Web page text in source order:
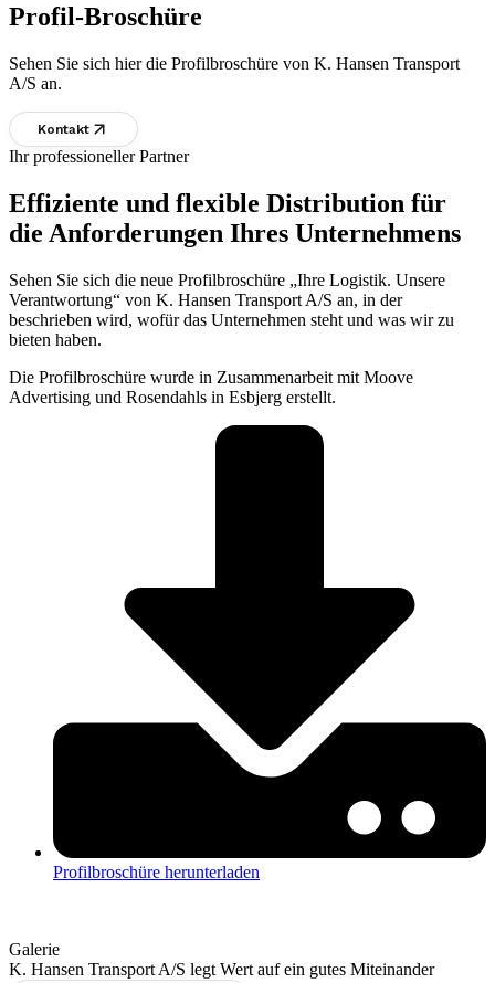
Profil-Broschüre
Sehen Sie sich hier die Profilbroschüre von K. Hansen Transport
A/S an.
Kontakt
Ihr professioneller Partner
Effiziente und flexible Distribution für
die Anforderungen Ihres Unternehmens
Sehen Sie sich die neue Profilbroschüre „Ihre Logistik. Unsere
Verantwortung“ von K. Hansen Transport A/S an, in der
beschrieben wird, wofür das Unternehmen steht und was wir zu
bieten haben.
Die Profilbroschüre wurde in Zusammenarbeit mit Moove
Advertising und Rosendahls in Esbjerg erstellt.
Profilbroschüre herunterladen
Galerie
K. Hansen Transport A/S legt Wert auf ein gutes Miteinander